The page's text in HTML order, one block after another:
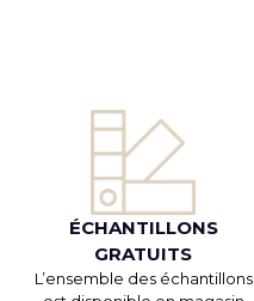
ÉCHANTILLONS
GRATUITS
L’ensemble des échantillons